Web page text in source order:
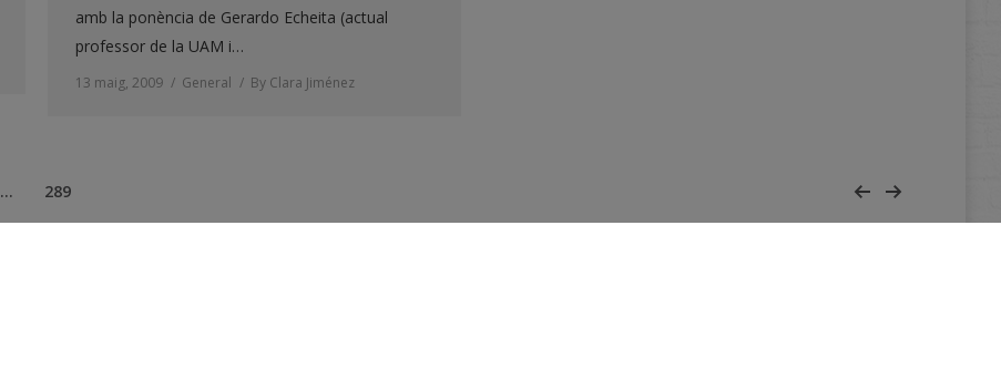
amb la ponència de Gerardo Echeita (actual
professor de la UAM i…
13 maig, 2009 General By Clara Jiménez
… 289